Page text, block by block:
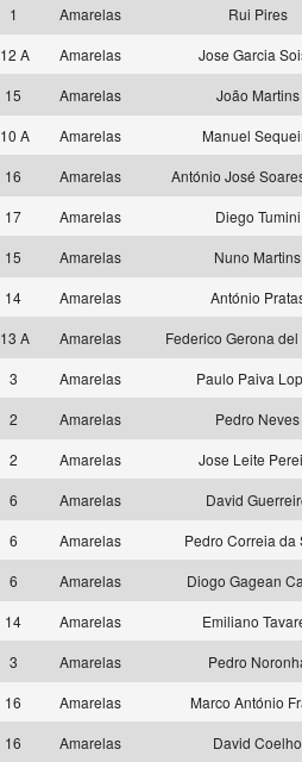
1 Amarelas
Rui Pires
12 A Amarelas
Jose Garcia
15 Amarelas
João Martins
10 A Amarelas
Manuel
16 Amarelas
António José
17 Amarelas
Diego Tumini
15 Amarelas
Nuno Martins
14 Amarelas
António
13 A Amarelas
Federico Gerona
3 Amarelas
Paulo Paiva
2 Amarelas
Pedro Neves
2 Amarelas
Jose Leite
6 Amarelas
David
6 Amarelas
Pedro Correia da
6 Amarelas
Diogo Gagean
14 Amarelas
Emiliano
3 Amarelas
Pedro
16 Amarelas
Marco António
16 Amarelas
David Coelho